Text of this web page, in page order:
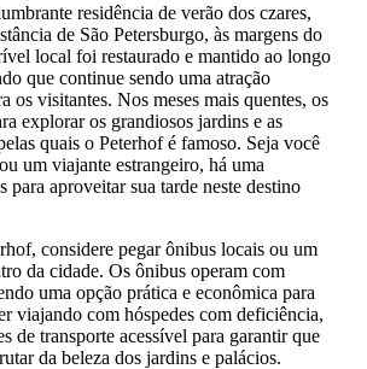
residência de verão dos czares,
de São Petersburgo, às margens do
local foi restaurado e mantido ao longo
que continue sendo uma atração
os visitantes. Nos meses mais quentes, os
explorar os grandiosos jardins e as
quais o Peterhof é famoso. Seja você
um viajante estrangeiro, há uma
para aproveitar sua tarde neste destino
considere pegar ônibus locais ou um
da cidade. Os ônibus operam com
uma opção prática e econômica para
viajando com hóspedes com deficiência,
de transporte acessível para garantir que
da beleza dos jardins e palácios.